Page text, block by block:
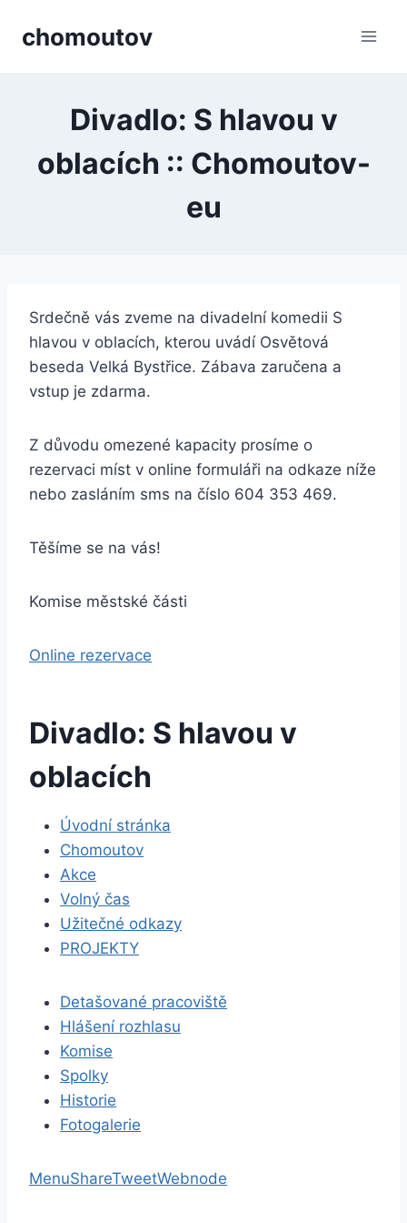
chomoutov
Divadlo: S hlavou v
oblacích :: Chomoutov-
eu
Srdečně vás zveme na divadelní komedii S
hlavou v oblacích, kterou uvádí Osvětová
beseda Velká Bystřice. Zábava zaručena a
vstup je zdarma.
Z důvodu omezené kapacity prosíme o
rezervaci míst v online formuláři na odkaze níže
nebo zasláním sms na číslo 604 353 469.
Těšíme se na vás!
Komise městské části
Online rezervace
Divadlo: S hlavou v
oblacích
Úvodní stránka
Chomoutov
Akce
Volný čas
Užitečné odkazy
PROJEKTY
Detašované pracoviště
Hlášení rozhlasu
Komise
Spolky
Historie
Fotogalerie
MenuShareTweetWebnode